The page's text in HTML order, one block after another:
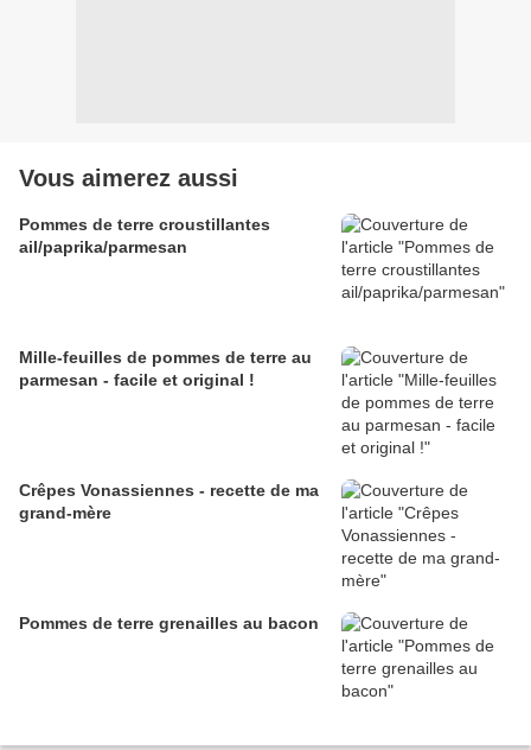
Vous aimerez aussi
Pommes de terre croustillantes
ail/paprika/parmesan
Mille-feuilles de pommes de terre au
parmesan - facile et original !
Crêpes Vonassiennes - recette de ma
grand-mère
Pommes de terre grenailles au bacon